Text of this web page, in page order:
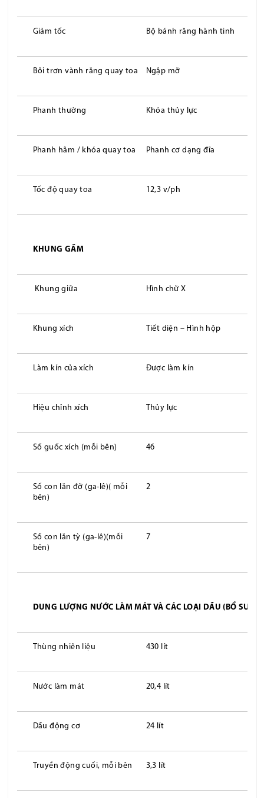
Giảm tốc Bộ bánh răng hành tinh
Bôi trơn vành răng quay toa Ngập mỡ
Phanh thường Khóa thủy lực
Phanh hãm / khóa quay toa Phanh cơ dạng đĩa
Tốc độ quay toa 12,3 v/ph
KHUNG GẦM
Khung giữa Hình chữ X
Khung xích Tiết diện – Hình hộp
Làm kín của xích Được làm kín
Hiệu chỉnh xích Thủy lực
Số guốc xích (mỗi bên) 46
Số con lăn đỡ (ga-lê)( mỗi
bên)
2
Số con lăn tỳ (ga-lê)(mỗi
bên)
7
DUNG LƯỢNG NƯỚC LÀM MÁT VÀ CÁC LOẠI DẦU (BỔ
Thùng nhiên liệu 430 lít
Nước làm mát 20,4 lít
Dầu động cơ 24 lít
Truyền động cuối, mỗi bên 3,3 lít